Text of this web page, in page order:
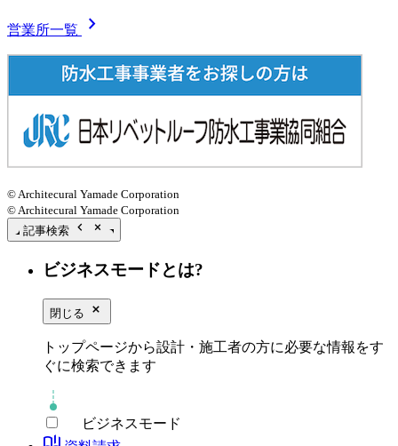
営業所一覧 chevron_right
© Architecural Yamade Corporation
© Architecural Yamade Corporation
記事検索 chevron_left close_small
ビジネスモードとは?
閉じる close_small
トップページから設計・施工者の方に必要な情報をす
ぐに検索できます
ビジネスモード